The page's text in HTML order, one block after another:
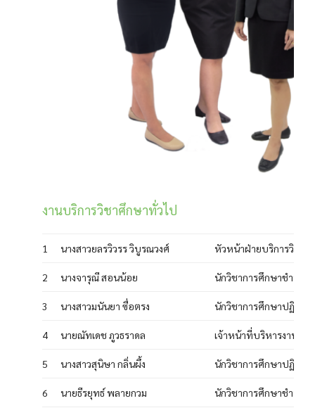
งานบริการวิชาศึกษาทั่วไป
1 นางสาวยลรวิวรร วิบูรณวงศ์ หัวหน้าฝ่ายบริการวิชาศึ
2 นางจารุณี สอนน้อย นักวิชาการศึกษาชำนาญ
3 นางสาวมนันยา ซื่อตรง นักวิชาการศึกษาปฏิบัติก
4 นายณัทเดช ภูวธราดล เจ้าหน้าที่บริหารงานทั่ว
5 นางสาวสุนิษา กลิ่นผึ้ง นักวิชาการศึกษาปฏิบัติก
6 นายธีรยุทธ์ พลายกวม นักวิชาการศึกษาชำนาญ